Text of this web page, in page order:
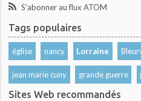
S'abonner au flux ATOM
Tags populaires
église nancy Lorraine
jean marie cuny grande guerre
Sites Web recommandés